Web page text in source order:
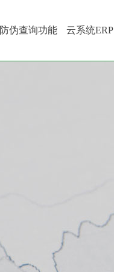
防伪查询功能 云系统ERP